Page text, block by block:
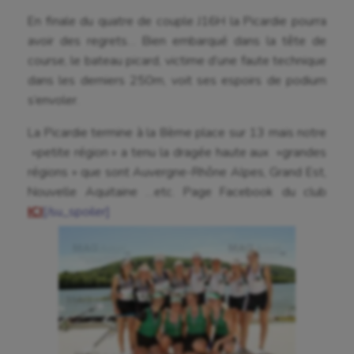
Korfbal
Longue paume
Moto
Natation artistique
Outdoor
Parkour
Patinage artistique
Pétanque
En finale du quatre de couple J16H la Picardie pourra
avoir des regrets… Bien embarqué dans la tête de
course, le bateau picard, victime d’une faute technique
dans les derniers 250m, voit ses espoirs de podium
s’envoler.
La Picardie termine à la 8ème place sur 13 mais notre
»petite région » a tenu la dragée haute aux »grandes
régions » que sont Auvergne-Rhône Alpes, Grand Est,
Nouvelle Aquitaine …etc. Page Facebook du club
ICI[/su_spoiler]